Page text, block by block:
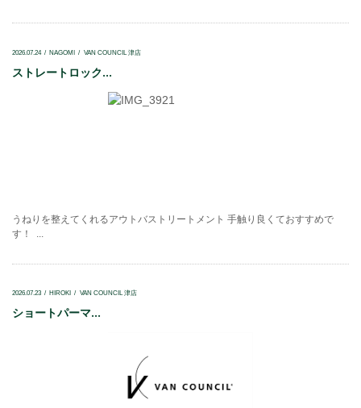
2026.07.24 NAGOMI VAN COUNCIL 津店
ストレートロック...
うねりを整えてくれるアウトバストリートメント 手触り良くておすすめで
す！ ...
2026.07.23 HIROKI VAN COUNCIL 津店
ショートパーマ...